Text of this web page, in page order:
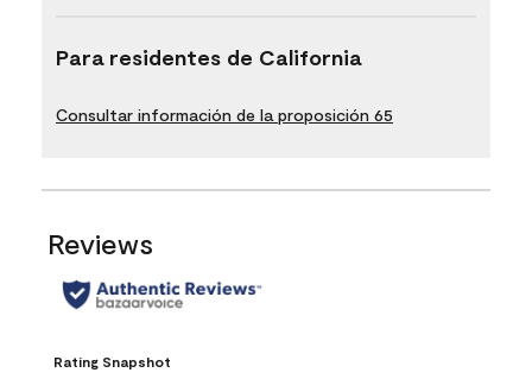
Para residentes de California
Consultar información de la proposición 65
Reviews
Rating Snapshot